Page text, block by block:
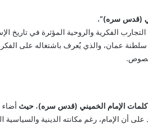
(قدس سره)”،
الفكرية والروحية المؤثرة في تاريخ
عمان، والذي يُعرف باشتغاله على الفكر
كلمات الإمام الخميني (قدس سره)، حيث أضاء
أن الإمام، رغم مكانته الدينية والسياسية